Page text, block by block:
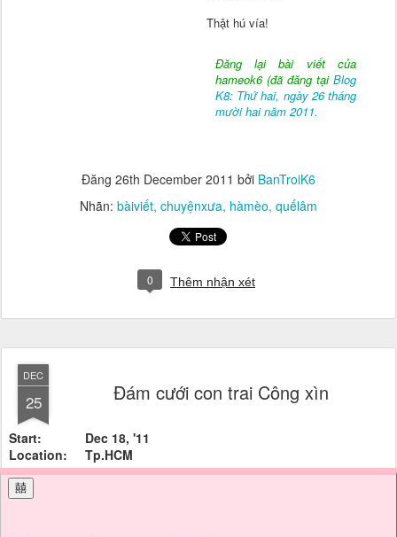
Thật hú vía!
Đăng lại bài viết của
hameok6 (đã đăng tạiBlog
K8: Thứ hai, ngày 26 tháng
mười hai năm 2011.
Đăng 26th December 2011 bởi BanTroiK6
Nhãn: bàiviết chuyệnxưa hàmèo quếlâm
0 Thêm nhận xét
DEC
25 Đám cưới con trai Công xìn
Start:
Dec 18, '11
Location: Tp.HCM
囍